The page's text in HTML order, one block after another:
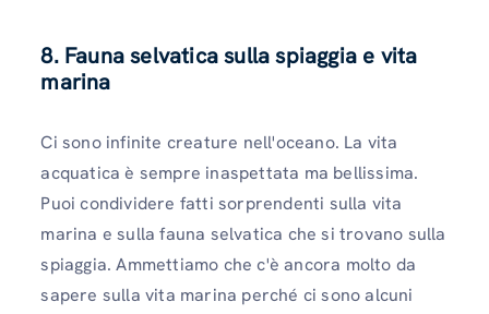
8. Fauna selvatica sulla spiaggia e vita
marina
Ci sono infinite creature nell'oceano. La vita
acquatica è sempre inaspettata ma bellissima.
Puoi condividere fatti sorprendenti sulla vita
marina e sulla fauna selvatica che si trovano sulla
spiaggia. Ammettiamo che c'è ancora molto da
sapere sulla vita marina perché ci sono alcuni